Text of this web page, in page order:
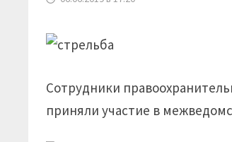
Сотрудники
приняли участие в